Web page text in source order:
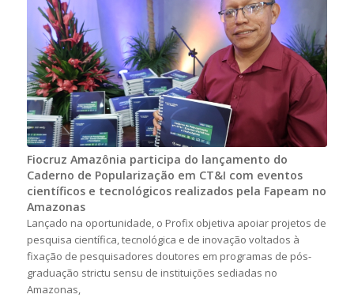
Fiocruz Amazônia participa do lançamento do
Caderno de Popularização em CT&I com eventos
científicos e tecnológicos realizados pela Fapeam no
Amazonas
Lançado na oportunidade, o Profix objetiva apoiar projetos de
pesquisa científica, tecnológica e de inovação voltados à
fixação de pesquisadores doutores em programas de pós-
graduação strictu sensu de instituições sediadas no
Amazonas,